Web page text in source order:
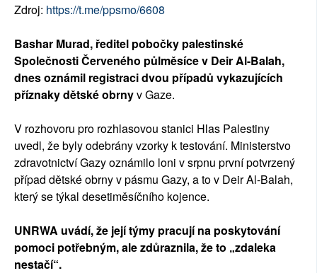
Zdroj: https://t.me/ppsmo/6608
Bashar Murad, ředitel pobočky palestinské
Společnosti Červeného půlměsíce v Deir Al-Balah,
dnes oznámil registraci dvou případů vykazujících
příznaky dětské obrnyv Gaze.
V rozhovoru pro rozhlasovou stanici Hlas Palestiny
uvedl, že byly odebrány vzorky k testování. Ministerstvo
zdravotnictví Gazy oznámilo loni v srpnu první potvrzený
případ dětské obrny v pásmu Gazy, a to v Deir Al-Balah,
který se týkal desetiměsíčního kojence.
UNRWA uvádí, že její týmy pracují na poskytování
pomoci potřebným, ale zdůraznila, že to „zdaleka
nestačí“.